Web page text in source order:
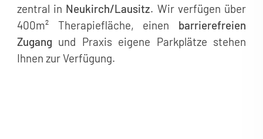
zentral in Neukirch/Lausitz. Wir verfügen über
400m² Therapiefläche, einen barrierefreien
Zugang und Praxis eigene Parkplätze stehen
Ihnen zur Verfügung.